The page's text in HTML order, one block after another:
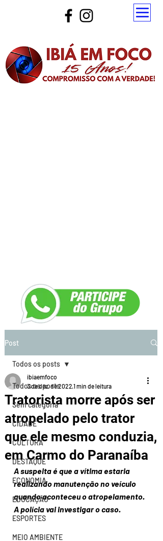
Post
Todos os posts
Sem categoria
CIDADE
CULTURA
DESTAQUE
ECONOMIA
EDUCAÇÃO
ESPORTES
MEIO AMBIENTE
Todos os posts
Tratorista morre após ser
atropelado pelo trator
que ele mesmo conduzia,
em Carmo do Paranaíba
ibiaemfoco
3 de dez. de 2022 1 min de leitura
A suspeita é que a vítima estaria
realizando manutenção no veículo
quando aconteceu o atropelamento.
A polícia vai investigar o caso.